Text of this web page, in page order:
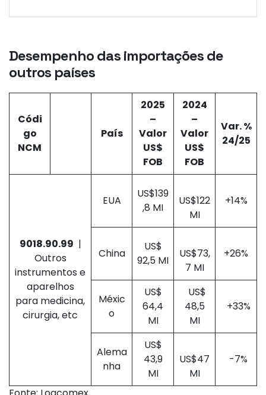
Desempenho das importações de
outros países
Códi
go
NCM
País
2025
–
Valor
US$
FOB
2024
–
Valor
US$
FOB
Var. %
24/25
9018.90.99 |
Outros
instrumentos e
aparelhos
para medicina,
cirurgia, etc
EUA
US$139
,8 MI
US$122
MI
+14%
China
US$
92,5 MI
US$73,
7 MI
+26%
Méxic
o
US$
64,4
MI
US$
48,5
MI
+33%
Alema
nha
US$
43,9
MI
US$47
MI
-7%